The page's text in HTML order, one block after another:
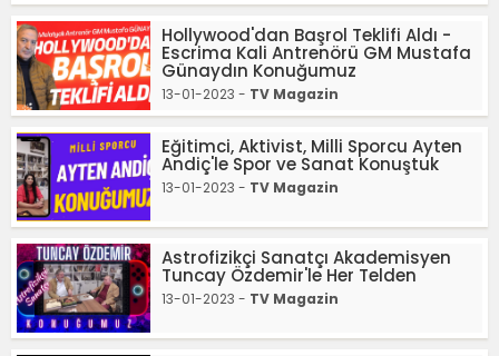
Hollywood'dan Başrol Teklifi Aldı -
Escrima Kali Antrenörü GM Mustafa
Günaydın Konuğumuz
13-01-2023 - TV Magazin
Eğitimci, Aktivist, Milli Sporcu Ayten
Andiç'le Spor ve Sanat Konuştuk
13-01-2023 - TV Magazin
Astrofizikçi Sanatçı Akademisyen
Tuncay Özdemir'le Her Telden
13-01-2023 - TV Magazin